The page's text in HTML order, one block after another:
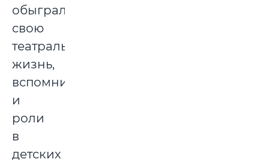
обыграла
свою
театральную
жизнь,
вспомнив
и
роли
в
детских